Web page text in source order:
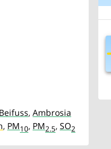
Beifuss, Ambrosia
, PM10, PM2.5, SO2